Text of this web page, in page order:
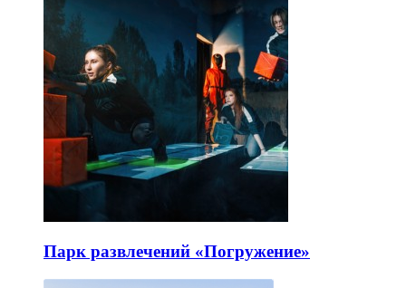
Парк развлечений «Погружение»